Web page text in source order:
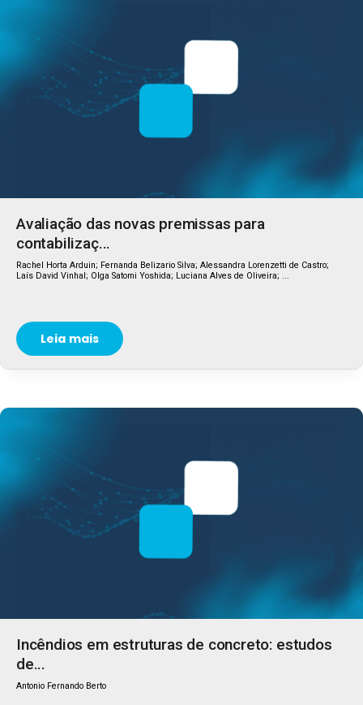
Avaliação das novas premissas para
contabilizaç...
Rachel Horta Arduin; Fernanda Belizario Silva; Alessandra Lorenzetti de Castro;
Laís David Vinhal; Olga Satomi Yoshida; Luciana Alves de Oliveira; ...
Leia mais
Incêndios em estruturas de concreto: estudos
de...
Antonio Fernando Berto